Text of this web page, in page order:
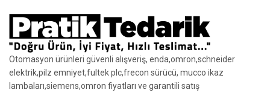
Otomasyon ürünleri güvenli alışveriş, enda,omron,schneider
elektrik,pilz emniyet,fultek plc,frecon sürücü, mucco ikaz
lambaları,siemens,omron fiyatları ve garantili satış